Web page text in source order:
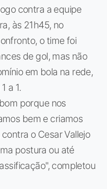
contra a equipe
às 21h45, no
o time foi
de gol, mas não
em bola na rede,
a 1.
porque nos
bem e criamos
o Cesar Vallejo
postura ou até
completou